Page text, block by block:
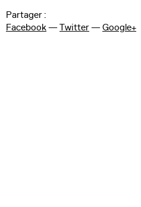
Art, Innovation
et Cultures Numériques
Partager :
Facebook—Twitter—Google+